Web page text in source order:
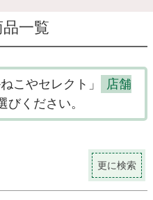
一覧
こやセレクト」
店舗
びください。
更に検索